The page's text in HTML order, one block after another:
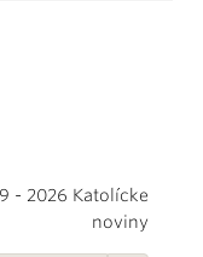
- 2026 Katolícke
noviny